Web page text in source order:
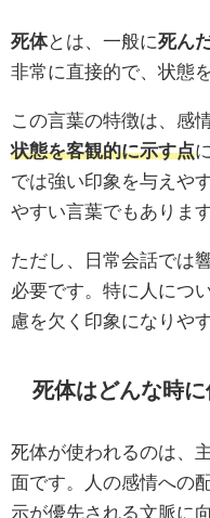
死体とは、一般に死ん
非常に直接的で、状態
この言葉の特徴は、感
状態を客観的に示す点
では強い印象を与えや
やすい言葉でもあります
ただし、日常会話では
必要です。特に人につ
慮を欠く印象になりや
死体はどんな時に
死体が使われるのは、
面です。人の感情への
示が優先される文脈に